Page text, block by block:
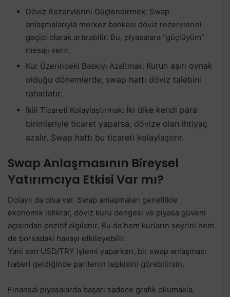
Döviz Rezervlerini Güçlendirmek: Swap
anlaşmalarıyla merkez bankası döviz rezervlerini
geçici olarak artırabilir. Bu, piyasalara “güçlüyüm”
mesajı verir.
Kur Üzerindeki Baskıyı Azaltmak: Kurun aşırı oynak
olduğu dönemlerde, swap hattı döviz talebini
rahatlatır.
İkili Ticareti Kolaylaştırmak: İki ülke kendi para
birimleriyle ticaret yaparsa, dövize olan ihtiyaç
azalır. Swap hattı bu ticareti kolaylaştırır.
Swap Anlaşmasının Bireysel
Yatırımcıya Etkisi Var mı?
Dolaylı da olsa var. Swap anlaşmaları genellikle
ekonomik istikrar, döviz kuru dengesi ve piyasa güveni
açısından pozitif algılanır. Bu da hem kurların seyrini hem
de borsadaki havayı etkileyebilir.
Yani sen USD/TRY işlemi yaparken, bir swap anlaşması
haberi geldiğinde paritenin tepkisini görebilirsin.
Finansal piyasalarda başarı sadece grafik okumakla,